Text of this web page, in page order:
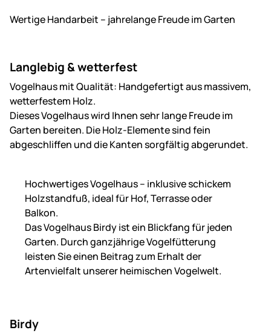
Wertige Handarbeit – jahrelange Freude im Garten
Langlebig & wetterfest
Vogelhaus mit Qualität: Handgefertigt aus massivem,
wetterfestem Holz.
Dieses Vogelhaus wird Ihnen sehr lange Freude im
Garten bereiten. Die Holz-Elemente sind fein
abgeschliffen und die Kanten sorgfältig abgerundet.
Hochwertiges Vogelhaus – inklusive schickem
Holzstandfuß, ideal für Hof, Terrasse oder
Balkon.
Das Vogelhaus Birdy ist ein Blickfang für jeden
Garten. Durch ganzjährige Vogelfütterung
leisten Sie einen Beitrag zum Erhalt der
Artenvielfalt unserer heimischen Vogelwelt.
Birdy